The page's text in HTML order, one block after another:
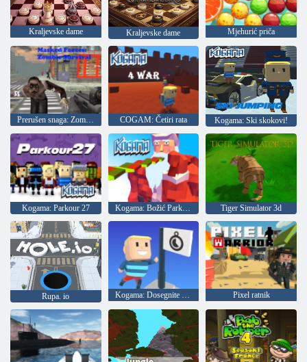
Kraljevske dame Kraljevske dame Mjehurić priča
Prerušen snaga: Zombi Survival COGAM: Četiri rata Kogama: Ski skokovi!
Kogama: Parkour 27 Kogama: Božić Parkour Tiger Simulator 3d
Rupa. io Kogama: Dosegnite zastavu Pixel ratnik